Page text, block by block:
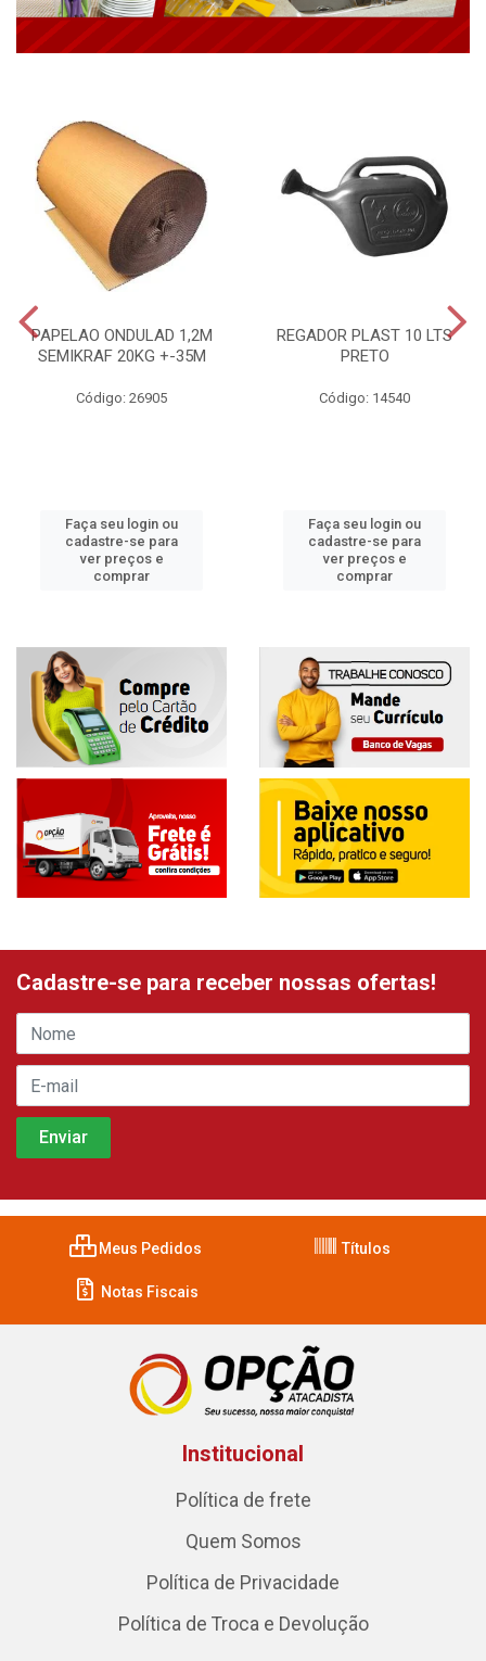
PAPELAO ONDULAD 1,2M
SEMIKRAF 20KG +-35M
Código: 26905
Faça seu login ou
cadastre-se para
ver preços e
comprar
REGADOR PLAST 10 LTS
PRETO
Código: 14540
Faça seu login ou
cadastre-se para
ver preços e
comprar
Cadastre-se para receber nossas ofertas!
Meus Pedidos Títulos
Notas Fiscais
Institucional
Política de frete
Quem Somos
Política de Privacidade
Política de Troca e Devolução